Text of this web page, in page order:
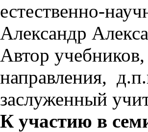
естественно-
Александр
Автор
направления,
заслуженный
К участию в